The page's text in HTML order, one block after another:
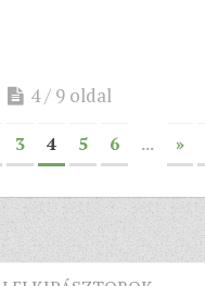
4 / 9 oldal
3 4 5 6 ... »